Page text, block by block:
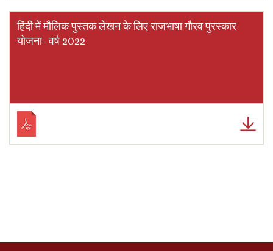
हिंदी में मौलिक पुस्तक लेखन के लिए राजभाषा गौरव पुरस्कार
योजना- वर्ष 2022